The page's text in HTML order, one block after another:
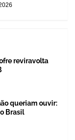
reviravolta
queriam ouvir:
Brasil